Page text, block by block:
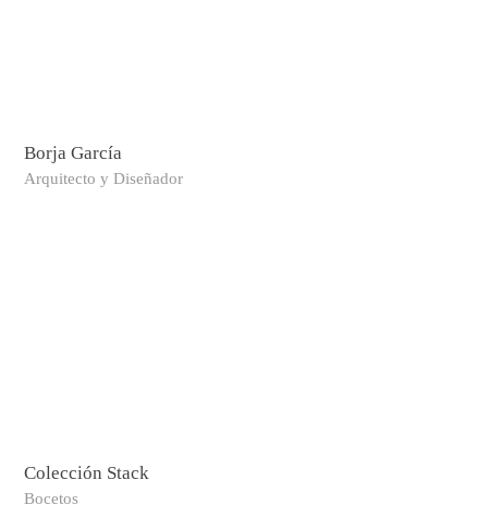
Borja García
Arquitecto y Diseñador
Colección Stack
Bocetos